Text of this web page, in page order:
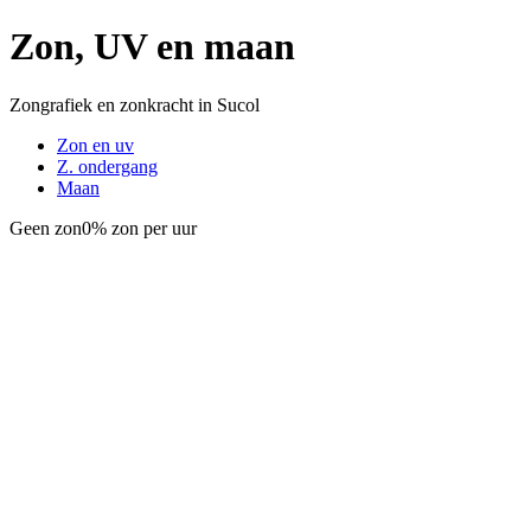
Zon, UV en maan
Zongrafiek en zonkracht in Sucol
Zon en uv
Z. ondergang
Maan
Geen zon0% zon per uur